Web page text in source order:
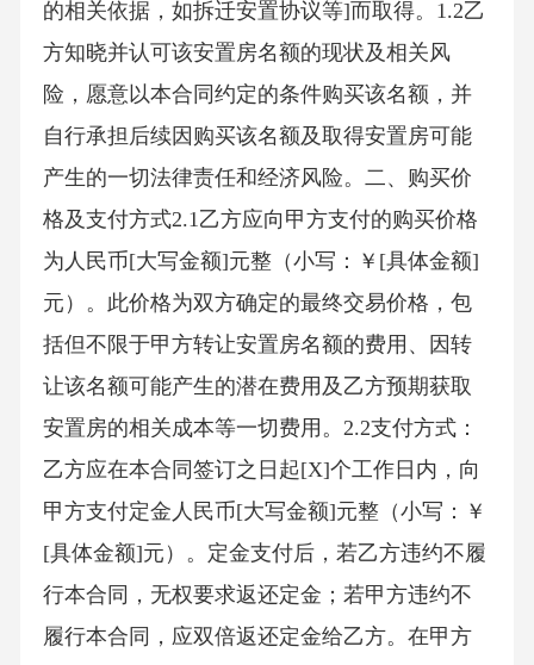
的相关依据，如拆迁安置协议等]而取得。1.2乙
方知晓并认可该安置房名额的现状及相关风
险，愿意以本合同约定的条件购买该名额，并
自行承担后续因购买该名额及取得安置房可能
产生的一切法律责任和经济风险。二、购买价
格及支付方式2.1乙方应向甲方支付的购买价格
为人民币[大写金额]元整（小写：￥[具体金额]
元）。此价格为双方确定的最终交易价格，包
括但不限于甲方转让安置房名额的费用、因转
让该名额可能产生的潜在费用及乙方预期获取
安置房的相关成本等一切费用。2.2支付方式：
乙方应在本合同签订之日起[X]个工作日内，向
甲方支付定金人民币[大写金额]元整（小写：￥
[具体金额]元）。定金支付后，若乙方违约不履
行本合同，无权要求返还定金；若甲方违约不
履行本合同，应双倍返还定金给乙方。在甲方